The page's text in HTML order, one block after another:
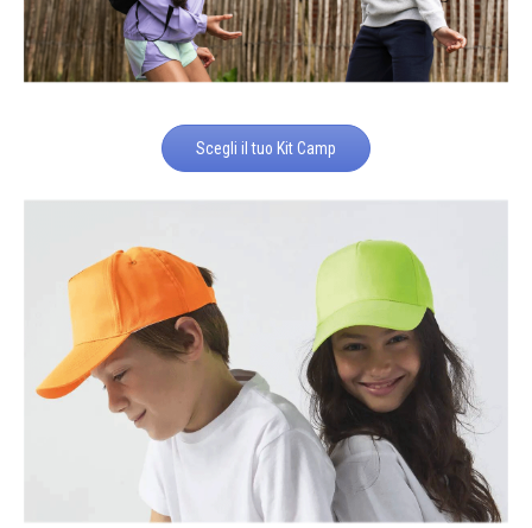
Scegli il tuo Kit Camp